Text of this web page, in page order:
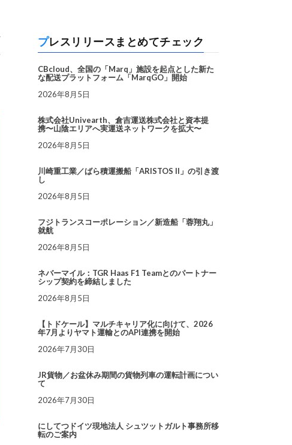
プレスリリースまとめてチェック
CBcloud、全国の「Marq」施設を起点とした新た
な配送プラットフォーム「MarqGO」開始
2026年8月5日
株式会社Univearth、倉吉運送株式会社と資本提
携〜山陰エリアへ実運送ネットワークを拡大〜
2026年8月5日
川崎重工業／ばら積運搬船「ARISTOS II」の引き渡
し
2026年8月5日
フジトランスコーポレーション／新造船「蓉翔丸」
就航
2026年8月5日
ネバーマイル：TGR Haas F1 Teamとのパートナー
シップ契約を締結しました
2026年8月5日
【トドケール】マルチキャリア化に向けて、2026
年7月よりヤマト運輸とのAPI連携を開始
2026年7月30日
JR貨物／お盆休み期間の貨物列車の運転計画につい
て
2026年7月30日
にしてつドイツ現地法人 シュツットガルト事務所移
転のご案内